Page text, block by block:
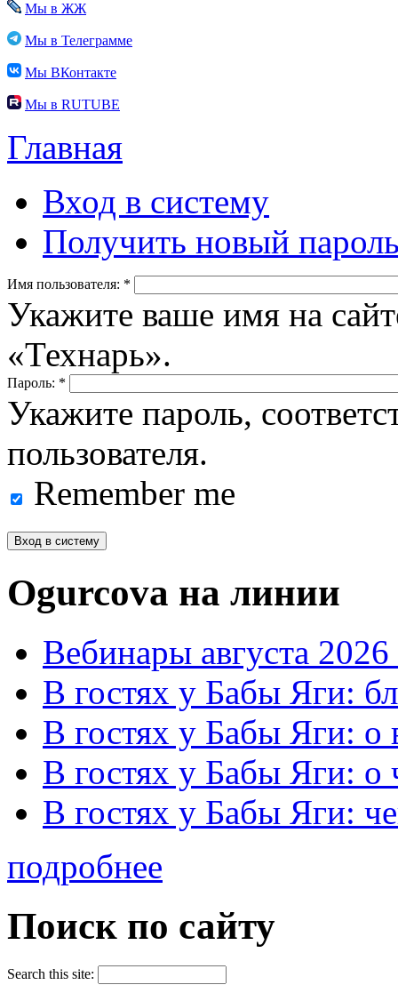
Мы в ЖЖ
Мы в Телеграмме
Мы ВКонтакте
Мы в RUTUBE
Главная
Вход в систему
Получить новый
Имя пользователя: *
Укажите ваше имя на
«Технарь».
Пароль: *
Укажите пароль,
пользователя.
Remember me
Ogurcova на линии
Вебинары августа 2026
В гостях у Бабы Яги:
В гостях у Бабы Яги:
В гостях у Бабы Яги: о
В гостях у Бабы Яги:
подробнее
Поиск по сайту
Search this site: